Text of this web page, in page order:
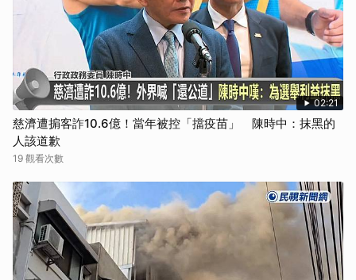
02:21
慈濟遭掮客詐10.6億！當年被控「擋疫苗」 陳時中：抹黑的
人該道歉
19 觀看次數